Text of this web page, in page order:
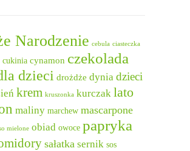
Narodzenie cebula ciasteczka
cukinia cynamon czekolada
dzieci drożdże dynia dzieci
krem kruszonka kurczak lato
maliny marchew mascarpone
mielone obiad owoce papryka
sałatka sernik sos